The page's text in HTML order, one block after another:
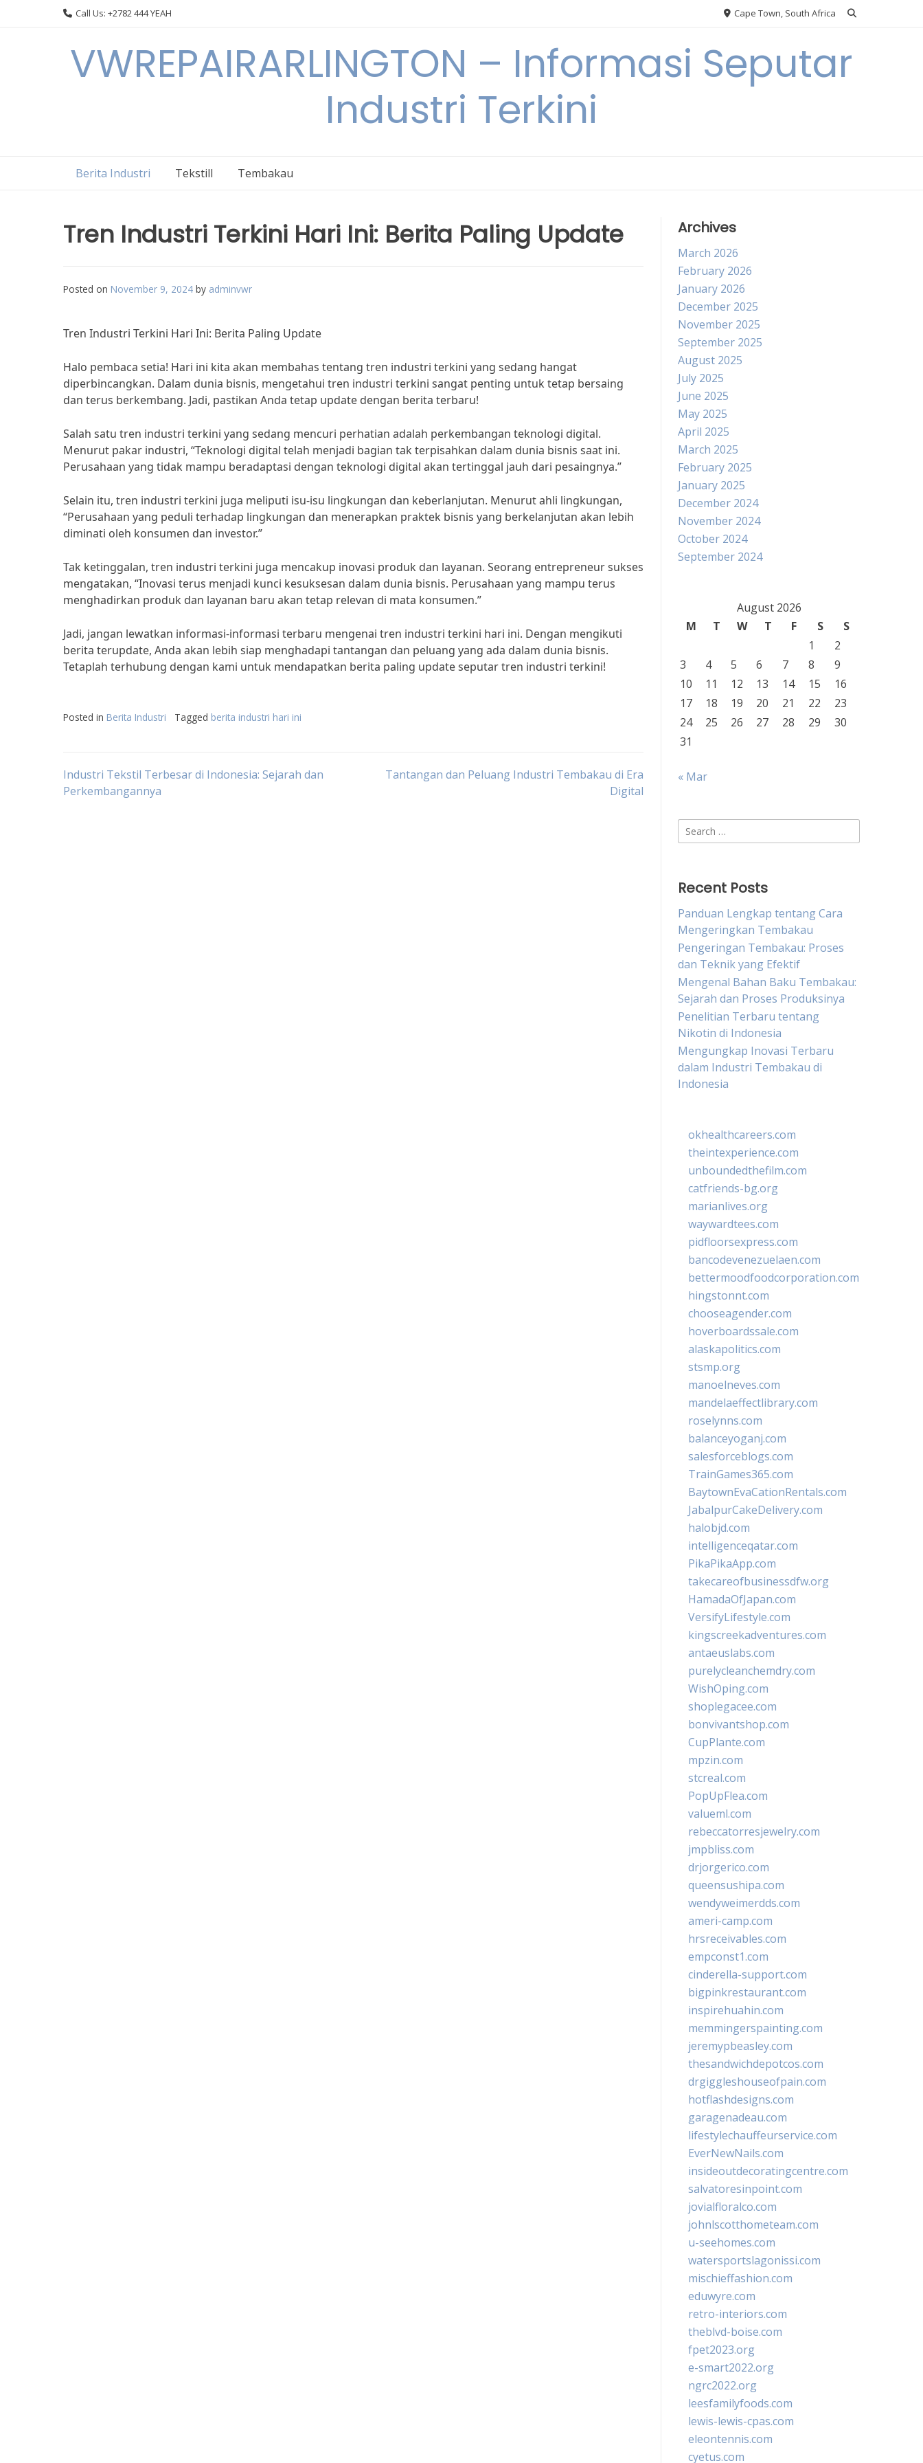
Call Us: +2782 444 YEAH Cape Town, South Africa
VWREPAIRARLINGTON – Informasi Seputar
Industri Terkini
Berita Industri Tekstill Tembakau
Tren Industri Terkini Hari Ini: Berita Paling Update
Posted on November 9, 2024 by adminvwr
Tren Industri Terkini Hari Ini: Berita Paling Update
Halo pembaca setia! Hari ini kita akan membahas tentang tren industri terkini yang sedang hangat
diperbincangkan. Dalam dunia bisnis, mengetahui tren industri terkini sangat penting untuk tetap bersaing
dan terus berkembang. Jadi, pastikan Anda tetap update dengan berita terbaru!
Salah satu tren industri terkini yang sedang mencuri perhatian adalah perkembangan teknologi digital.
Menurut pakar industri, “Teknologi digital telah menjadi bagian tak terpisahkan dalam dunia bisnis saat ini.
Perusahaan yang tidak mampu beradaptasi dengan teknologi digital akan tertinggal jauh dari pesaingnya.”
Selain itu, tren industri terkini juga meliputi isu-isu lingkungan dan keberlanjutan. Menurut ahli lingkungan,
“Perusahaan yang peduli terhadap lingkungan dan menerapkan praktek bisnis yang berkelanjutan akan lebih
diminati oleh konsumen dan investor.”
Tak ketinggalan, tren industri terkini juga mencakup inovasi produk dan layanan. Seorang entrepreneur sukses
mengatakan, “Inovasi terus menjadi kunci kesuksesan dalam dunia bisnis. Perusahaan yang mampu terus
menghadirkan produk dan layanan baru akan tetap relevan di mata konsumen.”
Jadi, jangan lewatkan informasi-informasi terbaru mengenai tren industri terkini hari ini. Dengan mengikuti
berita terupdate, Anda akan lebih siap menghadapi tantangan dan peluang yang ada dalam dunia bisnis.
Tetaplah terhubung dengan kami untuk mendapatkan berita paling update seputar tren industri terkini!
Posted in Berita Industri Tagged berita industri hari ini
Post
Industri Tekstil Terbesar di Indonesia: Sejarah dan
Perkembangannya
Tantangan dan Peluang Industri Tembakau di Era
Digital
Archives
March 2026
February 2026
January 2026
December 2025
November 2025
September 2025
August 2025
July 2025
June 2025
May 2025
April 2025
March 2025
February 2025
January 2025
December 2024
November 2024
October 2024
September 2024
August 2026
M
T W T F S
S
1
2
3
4 5 6 7 8
9
10
11 12 13 14 15
16
17
18 19 20 21 22
23
24
25 26 27 28 29
30
31
« Mar
Search
for:
Recent Posts
Panduan Lengkap tentang Cara
Mengeringkan Tembakau
Pengeringan Tembakau: Proses
dan Teknik yang Efektif
Mengenal Bahan Baku Tembakau:
Sejarah dan Proses Produksinya
Penelitian Terbaru tentang
Nikotin di Indonesia
Mengungkap Inovasi Terbaru
dalam Industri Tembakau di
Indonesia
okhealthcareers.com
theintexperience.com
unboundedthefilm.com
catfriends-bg.org
marianlives.org
waywardtees.com
pidfloorsexpress.com
bancodevenezuelaen.com
bettermoodfoodcorporation.com
hingstonnt.com
chooseagender.com
hoverboardssale.com
alaskapolitics.com
stsmp.org
manoelneves.com
mandelaeffectlibrary.com
roselynns.com
balanceyoganj.com
salesforceblogs.com
TrainGames365.com
BaytownEvaCationRentals.com
JabalpurCakeDelivery.com
halobjd.com
intelligenceqatar.com
PikaPikaApp.com
takecareofbusinessdfw.org
HamadaOfJapan.com
VersifyLifestyle.com
kingscreekadventures.com
antaeuslabs.com
purelycleanchemdry.com
WishOping.com
shoplegacee.com
bonvivantshop.com
CupPlante.com
mpzin.com
stcreal.com
PopUpFlea.com
valueml.com
rebeccatorresjewelry.com
jmpbliss.com
drjorgerico.com
queensushipa.com
wendyweimerdds.com
ameri-camp.com
hrsreceivables.com
empconst1.com
cinderella-support.com
bigpinkrestaurant.com
inspirehuahin.com
memmingerspainting.com
jeremypbeasley.com
thesandwichdepotcos.com
drgiggleshouseofpain.com
hotflashdesigns.com
garagenadeau.com
lifestylechauffeurservice.com
EverNewNails.com
insideoutdecoratingcentre.com
salvatoresinpoint.com
jovialfloralco.com
johnlscotthometeam.com
u-seehomes.com
watersportslagonissi.com
mischieffashion.com
eduwyre.com
retro-interiors.com
theblvd-boise.com
fpet2023.org
e-smart2022.org
ngrc2022.org
leesfamilyfoods.com
lewis-lewis-cpas.com
eleontennis.com
cyetus.com